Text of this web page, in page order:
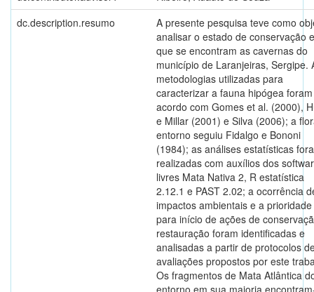
dc.description.resumo
A presente pesquisa teve como
analisar o estado de conservação
que se encontram as cavernas do
município de Laranjeiras, Sergipe.
metodologias utilizadas para
caracterizar a fauna hipógea
acordo com Gomes et al. (2000),
e Millar (2001) e Silva (2006); a
entorno seguiu Fidalgo e Bononi
(1984); as análises estatísticas
realizadas com auxílios dos
livres Mata Nativa 2, R estatística
2.12.1 e PAST 2.02; a ocorrência
impactos ambientais e a prioridade
para início de ações de
restauração foram identificadas e
analisadas a partir de protocolos
avaliações propostos por este
Os fragmentos de Mata Atlântica
entorno em sua maioria